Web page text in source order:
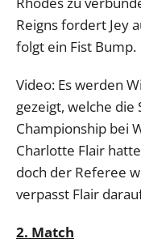
Reigns fordert Jey
folgt ein Fist Bump.
Video: Es werden
gezeigt, welche die
Championship bei
Charlotte Flair
doch der Referee
verpasst Flair
2. Match